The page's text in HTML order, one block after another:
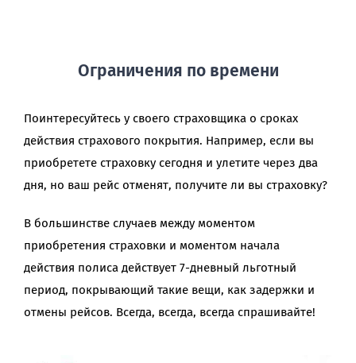
Ограничения по времени
Поинтересуйтесь у своего страховщика о сроках
действия страхового покрытия. Например, если вы
приобретете страховку сегодня и улетите через два
дня, но ваш рейс отменят, получите ли вы страховку?
В большинстве случаев между моментом
приобретения страховки и моментом начала
действия полиса действует 7-дневный льготный
период, покрывающий такие вещи, как задержки и
отмены рейсов. Всегда, всегда, всегда спрашивайте!